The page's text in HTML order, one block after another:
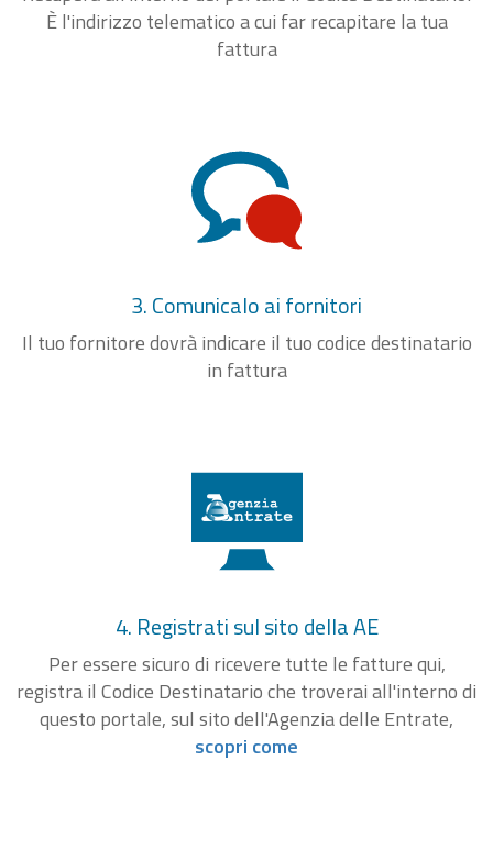
È l'indirizzo telematico a cui far recapitare la tua
fattura
3. Comunicalo ai fornitori
Il tuo fornitore dovrà indicare il tuo codice destinatario
in fattura
4. Registrati sul sito della AE
Per essere sicuro di ricevere tutte le fatture qui,
registra il Codice Destinatario che troverai all'interno di
questo portale, sul sito dell'Agenzia delle Entrate,
scopri come